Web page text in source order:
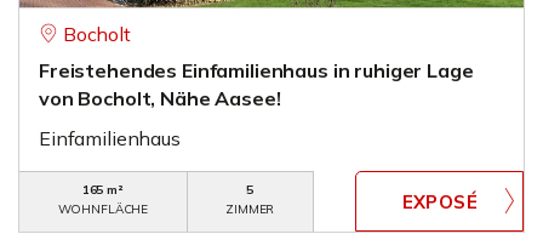
Bocholt
Freistehendes Einfamilienhaus in ruhiger Lage
von Bocholt, Nähe Aasee!
Einfamilienhaus
165 m²
WOHNFLÄCHE
5
ZIMMER